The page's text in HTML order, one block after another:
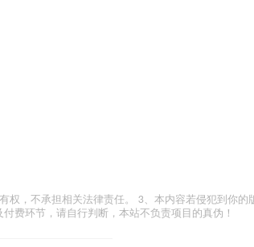
权，不承担相关法律责任。 3、本内容若侵犯到你的
费环节，请自行判断，本站不负责项目的真伪！